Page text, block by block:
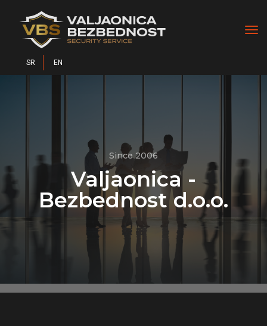
SR EN
Since 2006
Valjaonica -
Bezbednost d.o.o.